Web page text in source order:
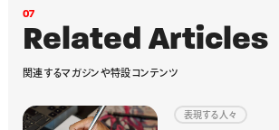
07
Related Articles
関連するマ ガジンや特設コンテンツ
表現する人々